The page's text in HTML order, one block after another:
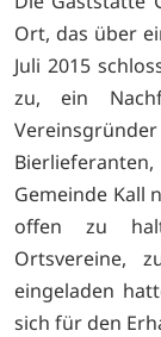
Ort, das über
Juli 2015
zu, ein
Gemeinde Kall
offen zu
Ortsvereine,
eingeladen
sich für den